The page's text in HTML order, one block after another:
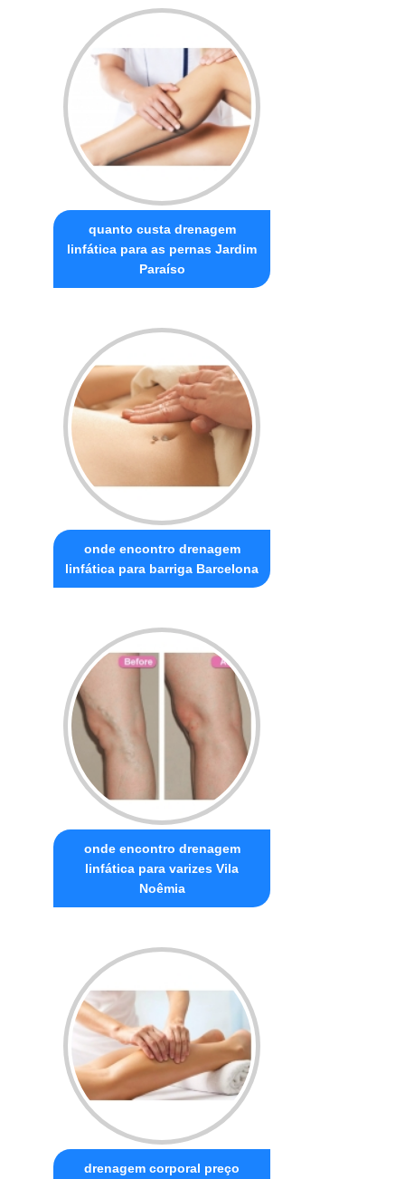
quanto custa drenagem
linfática para as pernas Jardim
Paraíso
onde encontro drenagem
linfática para barriga Barcelona
onde encontro drenagem
linfática para varizes Vila
Noêmia
drenagem corporal preço